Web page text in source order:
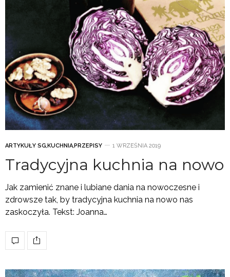
ARTYKUŁY SG,KUCHNIA,PRZEPISY 1 WRZEŚNIA 2019
Tradycyjna kuchnia na nowo
Jak zamienić znane i lubiane dania na nowoczesne i
zdrowsze tak, by tradycyjna kuchnia na nowo nas
zaskoczyła. Tekst: Joanna…